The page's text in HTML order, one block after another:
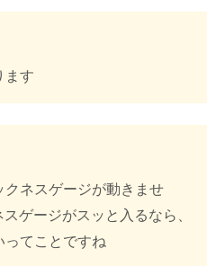
ます
ネスゲージが動きませ
ゲージがスッと入るなら、
ってことですね